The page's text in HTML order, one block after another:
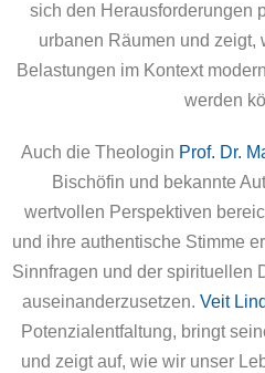
sich den Herausforderungen
urbanen Räumen und zeigt,
Belastungen im Kontext
werden
Auch die Theologin Prof. Dr.
Bischöfin und bekannte
wertvollen Perspektiven
und ihre authentische Stimme
Sinnfragen und der spirituellen
auseinanderzusetzen. Veit
Potenzialentfaltung, bringt
und zeigt auf, wie wir unser